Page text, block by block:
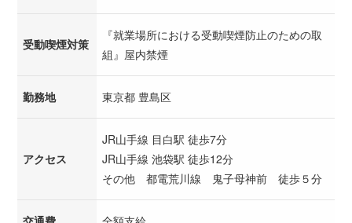
受動喫煙対策
『就業場所における受動喫煙防止のための取
組』屋内禁煙
勤務地 東京都 豊島区
アクセス
JR山手線 目白駅 徒歩7分
JR山手線 池袋駅 徒歩12分
その他 都電荒川線 鬼子母神前 徒歩５分